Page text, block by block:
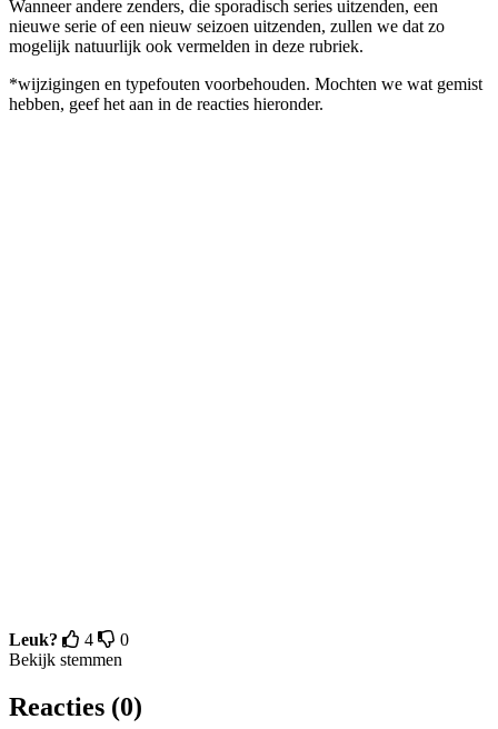
Wanneer andere zenders, die sporadisch series uitzenden, een
nieuwe serie of een nieuw seizoen uitzenden, zullen we dat zo
mogelijk natuurlijk ook vermelden in deze rubriek.
*wijzigingen en typefouten voorbehouden. Mochten we wat gemist
hebben, geef het aan in de reacties hieronder.
Leuk? 4
0
Bekijk stemmen
Reacties (0)